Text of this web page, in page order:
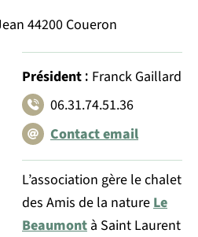
44200 Coueron
Président : Franck Gaillard
06.31.74.51.36
Contact email
L’association gère le chalet
des Amis de la natureLe
Beaumont à Saint Laurent